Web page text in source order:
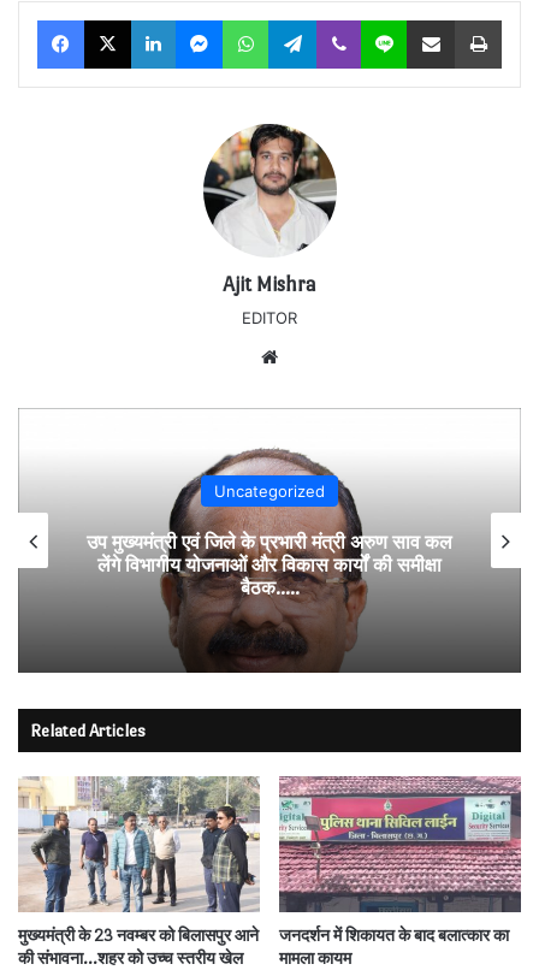
Facebook
X LinkedInMessengerWhatsAppTelegram
Viber Line Share via Email Print
Ajit Mishra
EDITOR
Uncategorized
उप मुख्यमंत्री एवं जिले के प्रभारी मंत्री अरुण साव कल
लेंगे विभागीय योजनाओं और विकास कार्यों की समीक्षा
बैठक…..
Related Articles
मुख्यमंत्री के 23 नवम्बर को बिलासपुर आने
की संभावना…शहर को उच्च स्तरीय खेल
जनदर्शन में शिकायत के बाद बलात्कार का
मामला कायम